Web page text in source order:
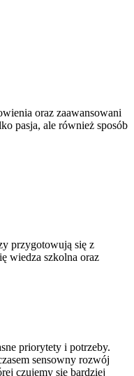
oraz zaawansowani
pasja, ale również sposób
przygotowują się z
wiedza szkolna oraz
priorytety i potrzeby.
sensowny rozwój
czujemy się bardziej